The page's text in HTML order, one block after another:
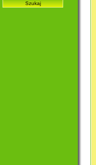
Szukaj